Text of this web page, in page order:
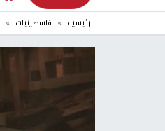
الرئيسية فلسطينيات